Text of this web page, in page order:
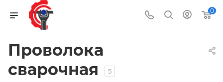
0
Проволока
сварочная
5